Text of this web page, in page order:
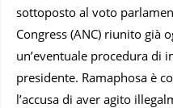
sottoposto al voto
Congress (ANC) riunito già
un’eventuale procedura di
presidente. Ramaphosa è
l’accusa di aver agito